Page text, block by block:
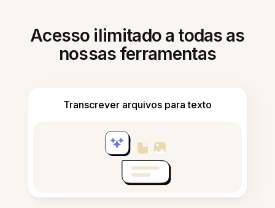
Acesso ilimitado a todas as
nossas ferramentas
Transcrever arquivos para texto